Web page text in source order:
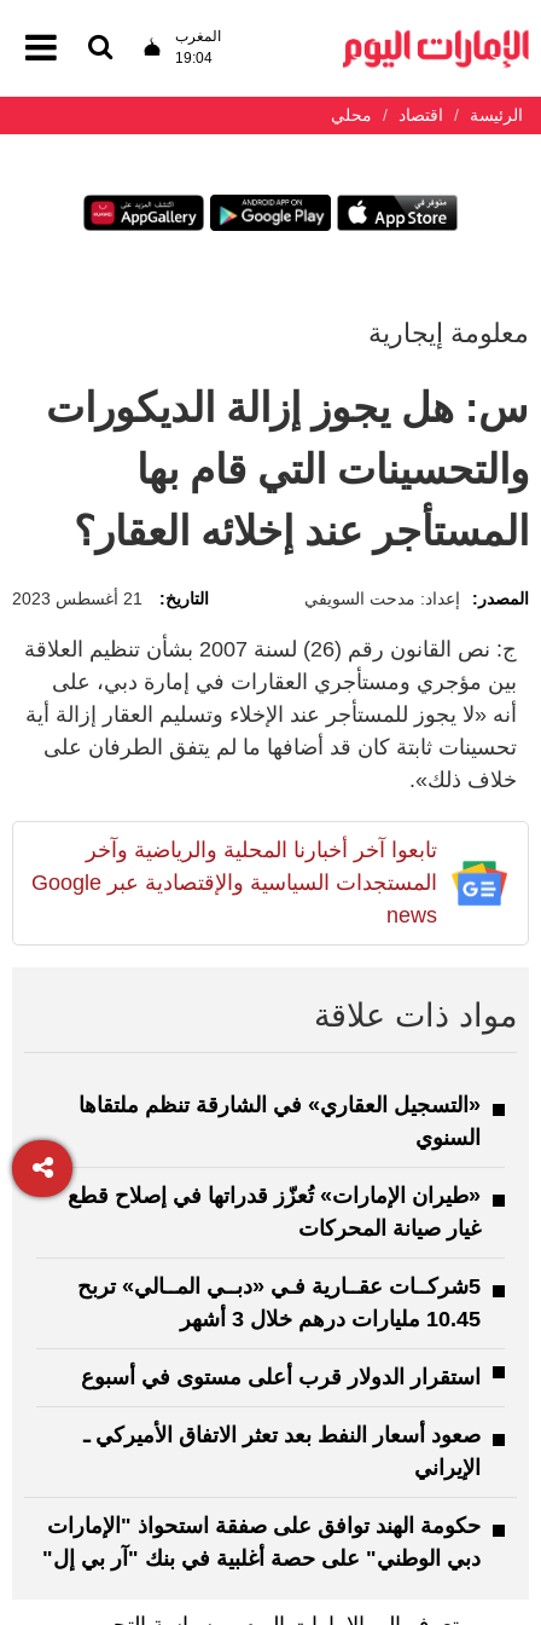
المغرب
19:04
الرئيسة اقتصاد محلي
معلومة إيجارية
س: هل يجوز إزالة الديكورات
والتحسينات التي قام بها
المستأجر عند إخلائه العقار؟
المصدر: إعداد: مدحت السويفي التاريخ: 21 أغسطس 2023
ج: نص القانون رقم (26) لسنة 2007 بشأن تنظيم العلاقة
بين مؤجري ومستأجري العقارات في إمارة دبي، على
أنه «لا يجوز للمستأجر عند الإخلاء وتسليم العقار إزالة أية
تحسينات ثابتة كان قد أضافها ما لم يتفق الطرفان على
خلاف ذلك».
تابعوا آخر أخبارنا المحلية والرياضية وآخر
المستجدات السياسية والإقتصادية عبر Google
news
مواد ذات علاقة
«التسجيل العقاري» في الشارقة تنظم ملتقاها
السنوي
«طيران الإمارات» تُعزّز قدراتها في إصلاح قطع
غيار صيانة المحركات
5شركــات عقــارية فـي «دبــي المــالي» تربح
10.45 مليارات درهم خلال 3 أشهر
استقرار الدولار قرب أعلى مستوى في أسبوع
صعود أسعار النفط بعد تعثر الاتفاق الأميركي ـ
الإيراني
حكومة الهند توافق على صفقة استحواذ "الإمارات
دبي الوطني" على حصة أغلبية في بنك "آر بي إل"